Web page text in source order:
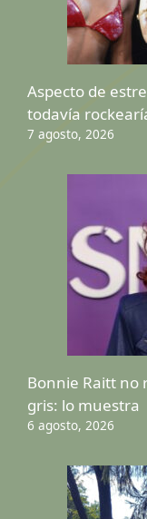
Aspecto de
todavía
7 agosto, 2026
Bonnie Raitt no
gris: lo muestra
6 agosto, 2026